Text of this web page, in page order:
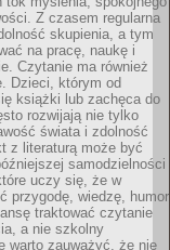
Z czasem regularna
skupienia, a tym
na pracę, naukę i
Czytanie ma również
Dzieci, którym od
książki lub zachęca do
rozwijają nie tylko
świata i zdolność
z literaturą może być
samodzielności
uczy się, że w
przygodę, wiedzę, humor
traktować czytanie
a nie szkolny
warto zauważyć, że nie